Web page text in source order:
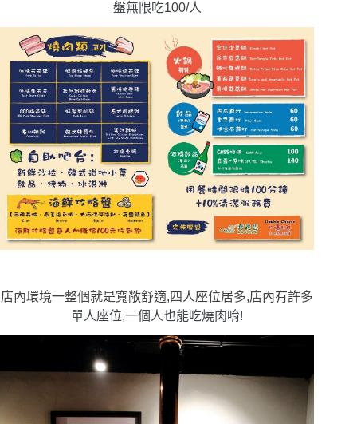
盤無限吃100/人
店內環境一整個就是寬敞舒適,四人座位居多,店內有許多
單人座位,一個人也能吃燒肉唷!